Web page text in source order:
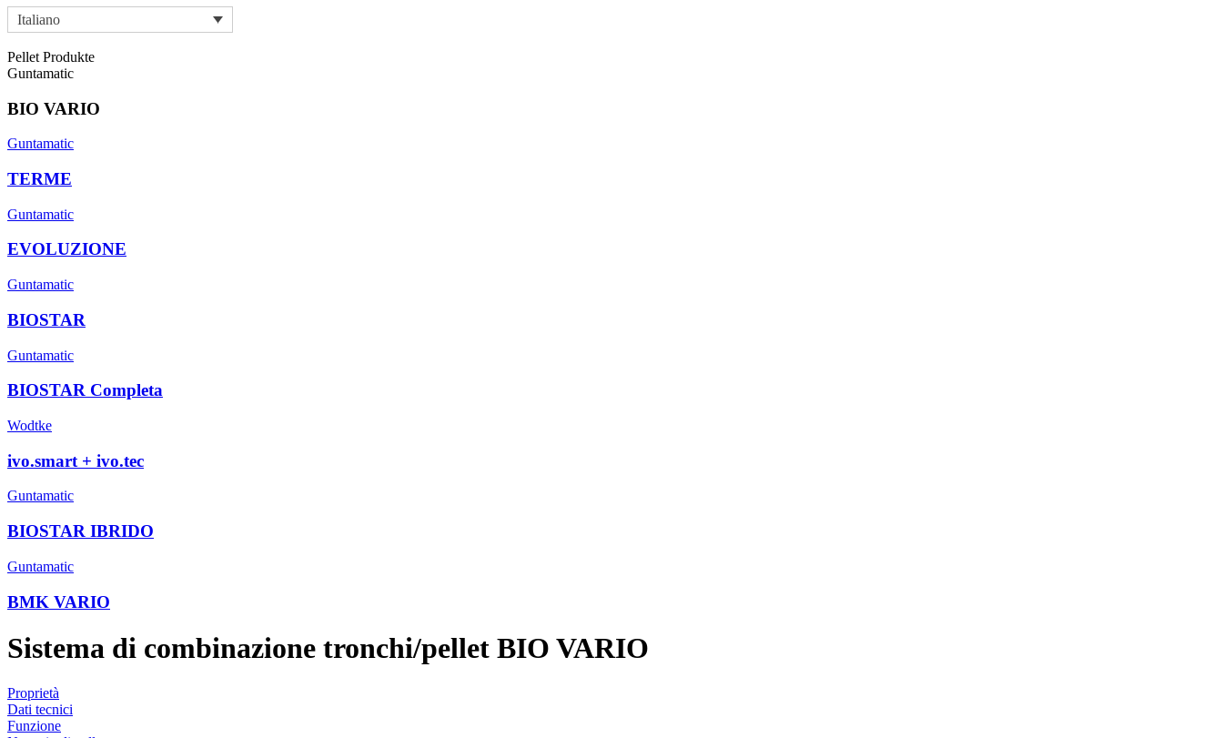
Italiano
Pellet Produkte
Guntamatic
BIO VARIO
Guntamatic
TERME
Guntamatic
EVOLUZIONE
Guntamatic
BIOSTAR
Guntamatic
BIOSTAR Completa
Wodtke
ivo.smart + ivo.tec
Guntamatic
BIOSTAR IBRIDO
Guntamatic
BMK VARIO
Sistema di combinazione tronchi/pellet BIO VARIO
Proprietà
Dati tecnici
Funzione